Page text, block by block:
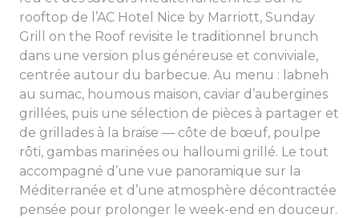
rooftop de l’AC Hotel Nice by Marriott, Sunday
Grill on the Roof revisite le traditionnel brunch
dans une version plus généreuse et conviviale,
centrée autour du barbecue. Au menu : labneh
au sumac, houmous maison, caviar d’aubergines
grillées, puis une sélection de pièces à partager et
de grillades à la braise — côte de bœuf, poulpe
rôti, gambas marinées ou halloumi grillé. Le tout
accompagné d’une vue panoramique sur la
Méditerranée et d’une atmosphère décontractée
pensée pour prolonger le week-end en douceur.